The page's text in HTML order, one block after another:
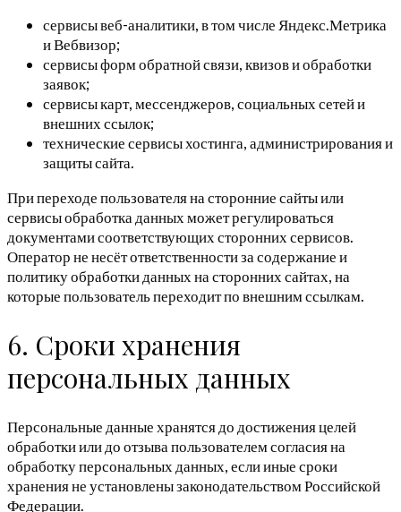
сервисы веб-аналитики, в том числе Яндекс.Метрика
и Вебвизор;
сервисы форм обратной связи, квизов и обработки
заявок;
сервисы карт, мессенджеров, социальных сетей и
внешних ссылок;
технические сервисы хостинга, администрирования и
защиты сайта.
При переходе пользователя на сторонние сайты или
сервисы обработка данных может регулироваться
документами соответствующих сторонних сервисов.
Оператор не несёт ответственности за содержание и
политику обработки данных на сторонних сайтах, на
которые пользователь переходит по внешним ссылкам.
6. Сроки хранения
персональных данных
Персональные данные хранятся до достижения целей
обработки или до отзыва пользователем согласия на
обработку персональных данных, если иные сроки
хранения не установлены законодательством Российской
Федерации.